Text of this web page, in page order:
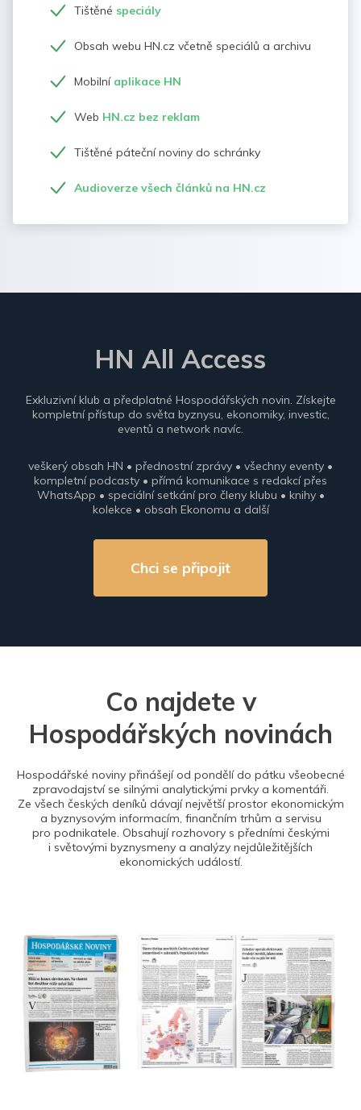
Tištěné speciály
Obsah webu HN.cz včetně speciálů a archivu
Mobilní aplikace HN
Web HN.cz bez reklam
Tištěné páteční noviny do schránky
Audioverze všech článků na HN.cz
HN All Access
Exkluzivní klub a předplatné Hospodářských novin. Získejte
kompletní přístup do světa byznysu, ekonomiky, investic,
eventů a network navíc.
veškerý obsah HN • přednostní zprávy • všechny eventy •
kompletní podcasty • přímá komunikace s redakcí přes
WhatsApp • speciální setkání pro členy klubu • knihy •
kolekce • obsah Ekonomu a další
Chci se připojit
Co najdete v
Hospodářských novinách
Hospodářské noviny přinášejí od pondělí do pátku všeobecné
zpravodajství se silnými analytickými prvky a komentáři.
Ze všech českých deníků dávají největší prostor ekonomickým
a byznysovým informacím, finančním trhům a servisu
pro podnikatele. Obsahují rozhovory s předními českými
i světovými byznysmeny a analýzy nejdůležitějších
ekonomických událostí.